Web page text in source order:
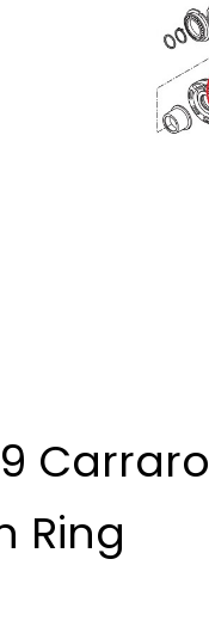
Carraro
Ring